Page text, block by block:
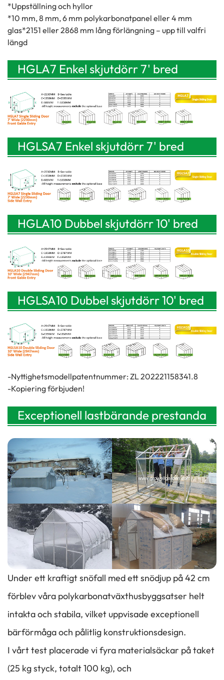
*Uppställning och hyllor
*10 mm, 8 mm, 6 mm polykarbonatpanel eller 4 mm
glas*2151 eller 2868 mm lång förlängning – upp till valfri
längd
HGLA7 Enkel skjutdörr 7' bred
(2230 mm) Gavelingång framtill
HGLSA7 Enkel skjutdörr 7' bred
HGLA10 Dubbel skjutdörr 10' bred
HGLSA10 Dubbel skjutdörr 10' bred
(2947 mm) sidoväggsingång
-Nyttighetsmodellpatentnummer: ZL 202221158341.8
-Kopiering förbjuden!
Exceptionell lastbärande prestanda
Under ett kraftigt snöfall med ett snödjup på 42 cm
förblev våra polykarbonatväxthusbyggsatser helt
intakta och stabila, vilket uppvisade exceptionell
bärförmåga och pålitlig konstruktionsdesign.
I vårt test placerade vi fyra materialsäckar på taket
(25 kg styck, totalt 100 kg), och